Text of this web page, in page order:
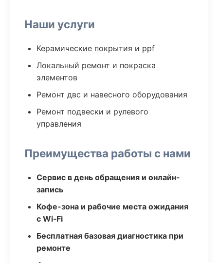
Наши услуги
Керамические покрытия и ppf
Локальный ремонт и покраска
элементов
Ремонт двс и навесного оборудования
Ремонт подвески и рулевого
управления
Преимущества работы с нами
Сервис в день обращения и онлайн-
запись
Кофе-зона и рабочие места ожидания
с Wi‑Fi
Бесплатная базовая диагностика при
ремонте